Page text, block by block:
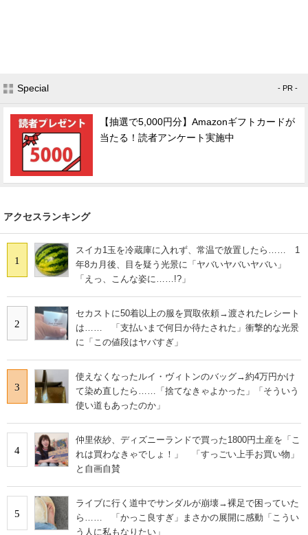
Special - PR -
【抽選で5,000円分】Amazonギフトカードが
当たる！読者アンケート実施中
アクセスランキング
1
スイカ1玉を冷蔵庫に入れず、常温で放置したら…… 1
年8カ月後、目を疑う光景に「ヤバいヤバいヤバい」
「えっ、こんな姿に……!?」
2
セカストに50着以上の服を買取依頼→渡されたレシート
は…… 「支払いまで何日か待たされた」衝撃的な光景
に「この値段はヤバすぎ」
3
使えなくなったルイ・ヴィトンのバッグ→約4万円かけ
て染め直したら……「捨てなきゃよかった」「そういう
使い道もあったのか」
4
仲里依紗、ディズニーランドで買った1800円土産を「こ
れは買わなきゃでしょ！」 「すっごい上手お買い物」
と自画自賛
5
ライブに行く道中でサンダルが崩壊→裸足で困っていた
ら…… 「かっこ良すぎ」まさかの展開に感動「こうい
う人に私もなりたい」